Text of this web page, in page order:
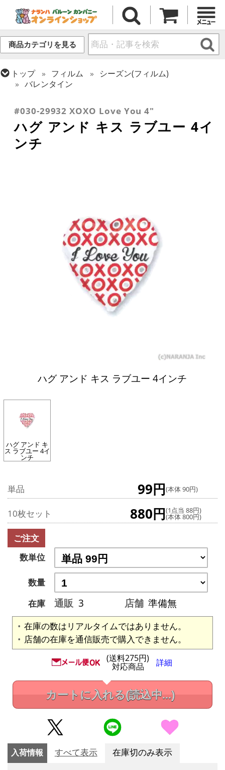
商品カテゴリを見る
トップ フィルム
シーズン(フィルム)
バレンタイン
#030-29932 XOXO Love You 4"
ハグ アンド キス ラブユー 4イ
ンチ
ハグ アンド キス ラブユー 4インチ
ハグ アンド キ
ス ラブユー 4イ
ンチ
単品 99円(本体 90円)
10枚セット 880円(1点当 88円)
(本体 800円)
ご注文
数単位
数量
在庫
通販 3 店舗 準備無
在庫の数はリアルタイムではありません。
店舗の在庫を通信販売で購入できません。
(送料275円)
対応商品 詳細
カートに入れる(読込中...)
入荷情報 すべて表示 在庫切のみ表示